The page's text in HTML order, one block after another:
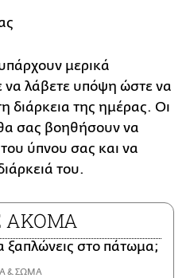
μερικά
να λάβετε υπόψη ώστε να
διάρκεια της ημέρας. Οι
σας βοηθήσουν να
του ύπνου σας και να
του.
ΑΚΟΜΑ
& ΣΩΜΑ